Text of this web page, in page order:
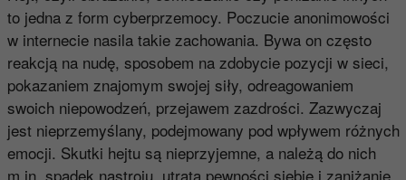
to jedna z form cyberprzemocy. Poczucie anonimowości
w internecie nasila takie zachowania. Bywa on często
reakcją na nudę, sposobem na zdobycie pozycji w sieci,
pokazaniem znajomym swojej siły, odreagowaniem
swoich niepowodzeń, przejawem zazdrości. Zazwyczaj
jest nieprzemyślany, podejmowany pod wpływem różnych
emocji. Skutki hejtu są nieprzyjemne, a należą do nich
m.in. spadek nastroju, utrata pewności siebie i zaniżanie